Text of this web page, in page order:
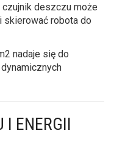
deszczu może
skierować robota do
nadaje się do
I ENERGII